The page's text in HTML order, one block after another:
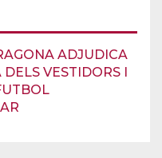
ADJUDICA
VESTIDORS I